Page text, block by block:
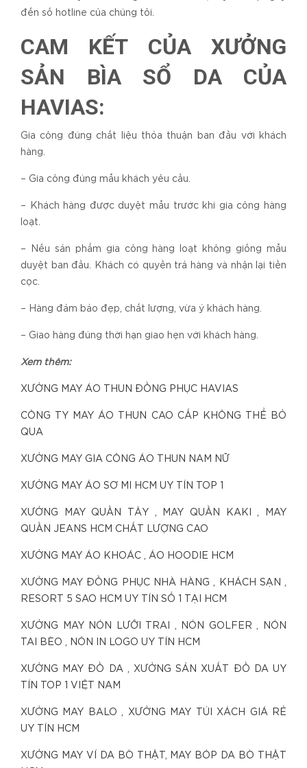
đến số hotline của chúng tôi.
CAM KẾT CỦA XƯỞNG
SẢN BÌA SỔ DA CỦA
HAVIAS:
Gia công đúng chất liệu thỏa thuận ban đầu với khách
hàng.
– Gia công đúng mẫu khách yêu cầu.
– Khách hàng được duyệt mẫu trước khi gia công hàng
loạt.
– Nếu sản phẩm gia công hàng loạt không giống mẫu
duyệt ban đầu. Khách có quyền trả hàng và nhận lại tiền
cọc.
– Hàng đảm bảo đẹp, chất lượng, vừa ý khách hàng.
– Giao hàng đúng thời hạn giao hẹn với khách hàng.
Xem thêm:
XƯỞNG MAY ÁO THUN ĐỒNG PHỤC HAVIAS
CÔNG TY MAY ÁO THUN CAO CẤP KHÔNG THỂ BỎ
QUA
XƯỞNG MAY GIA CÔNG ÁO THUN NAM NỮ
XƯỞNG MAY ÁO SƠ MI HCM UY TÍN TOP 1
XƯỞNG MAY QUẦN TÂY , MAY QUẦN KAKI , MAY
QUẦN JEANS HCM CHẤT LƯỢNG CAO
XƯỞNG MAY ÁO KHOÁC , ÁO HOODIE HCM
XƯỞNG MAY ĐỒNG PHỤC NHÀ HÀNG , KHÁCH SẠN ,
RESORT 5 SAO HCM UY TÍN SỐ 1 TẠI HCM
XƯỞNG MAY NÓN LƯỠI TRAI , NÓN GOLFER , NÓN
TAI BÈO , NÓN IN LOGO UY TÍN HCM
XƯỞNG MAY ĐỒ DA , XƯỞNG SẢN XUẤT ĐỒ DA UY
TÍN TOP 1 VIỆT NAM
XƯỞNG MAY BALO , XƯỞNG MAY TÚI XÁCH GIÁ RẺ
UY TÍN HCM
XƯỞNG MAY VÍ DA BÒ THẬT, MAY BÓP DA BÒ THẬT